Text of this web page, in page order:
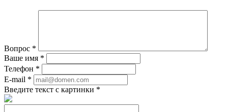
Вопрос *
Ваше имя *
Телефон *
E-mail *
Введите текст с картинки *